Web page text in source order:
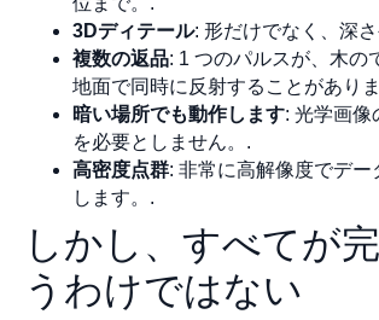
3Dディテール: 形だけでなく、深
複数の返品: 1 つのパルスが、木の
地面で同時に反射することがあり
暗い場所でも動作します: 光学画像
を必要としません。.
高密度点群: 非常に高解像度でデー
します。.
しかし、すべてが
うわけではない